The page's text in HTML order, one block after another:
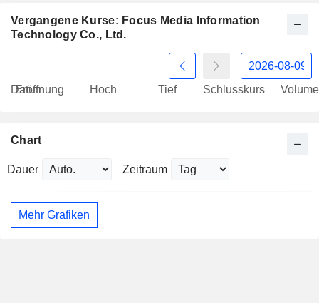
Vergangene Kurse: Focus Media Information
Technology Co., Ltd.
Datum
Eröffnung Hoch Tief Schlusskurs
Chart
Dauer Zeitraum
Mehr Grafiken